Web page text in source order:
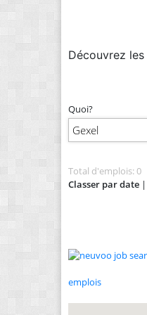
Découvrez les
Quoi?
Total d'emplois: 0
Classer par date |
emplois